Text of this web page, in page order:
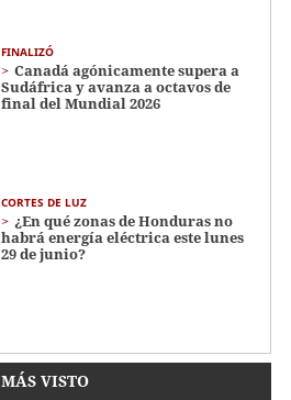
FINALIZÓ
Canadá agónicamente supera a
Sudáfrica y avanza a octavos de
final del Mundial 2026
CORTES DE LUZ
¿En qué zonas de Honduras no
habrá energía eléctrica este lunes
29 de junio?
MÁS VISTO